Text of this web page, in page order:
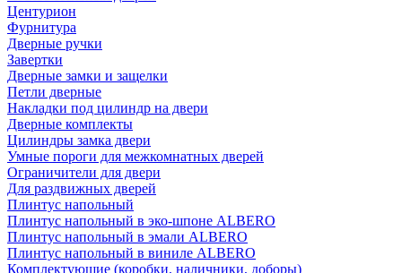
Центурион
Фурнитура
Дверные ручки
Завертки
Дверные замки и защелки
Петли дверные
Накладки под цилиндр на двери
Дверные комплекты
Цилиндры замка двери
Умные пороги для межкомнатных дверей
Ограничители для двери
Для раздвижных дверей
Плинтус напольный
Плинтус напольный в эко-шпоне ALBERO
Плинтус напольный в эмали ALBERO
Плинтус напольный в виниле ALBERO
Комплектующие (коробки, наличники, доборы)